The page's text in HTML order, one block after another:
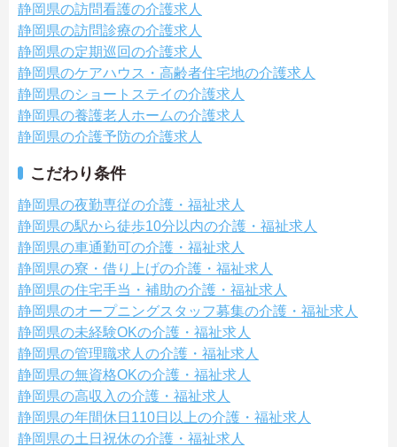
静岡県の訪問看護の介護求人
静岡県の訪問診療の介護求人
静岡県の定期巡回の介護求人
静岡県のケアハウス・高齢者住宅地の介護求人
静岡県のショートステイの介護求人
静岡県の養護老人ホームの介護求人
静岡県の介護予防の介護求人
こだわり条件
静岡県の夜勤専従の介護・福祉求人
静岡県の駅から徒歩10分以内の介護・福祉求人
静岡県の車通勤可の介護・福祉求人
静岡県の寮・借り上げの介護・福祉求人
静岡県の住宅手当・補助の介護・福祉求人
静岡県のオープニングスタッフ募集の介護・福祉求人
静岡県の未経験OKの介護・福祉求人
静岡県の管理職求人の介護・福祉求人
静岡県の無資格OKの介護・福祉求人
静岡県の高収入の介護・福祉求人
静岡県の年間休日110日以上の介護・福祉求人
静岡県の土日祝休の介護・福祉求人